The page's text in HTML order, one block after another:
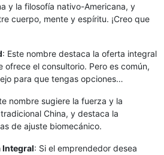
y la filosofía nativo-Americana, y
cuerpo, mente y espíritu. ¡Creo que
: Este nombre destaca la oferta integral
ofrece el consultorio. Pero es común,
para que tengas opciones…
nombre sugiere la fuerza y la
China, y destaca la
de ajuste biomecánico.
Integral: Si el emprendedor desea